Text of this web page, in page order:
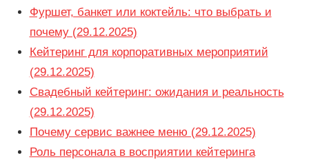
Фуршет, банкет или коктейль: что выбрать и
почему (29.12.2025)
Кейтеринг для корпоративных мероприятий
(29.12.2025)
Свадебный кейтеринг: ожидания и реальность
(29.12.2025)
Почему сервис важнее меню (29.12.2025)
Роль персонала в восприятии кейтеринга